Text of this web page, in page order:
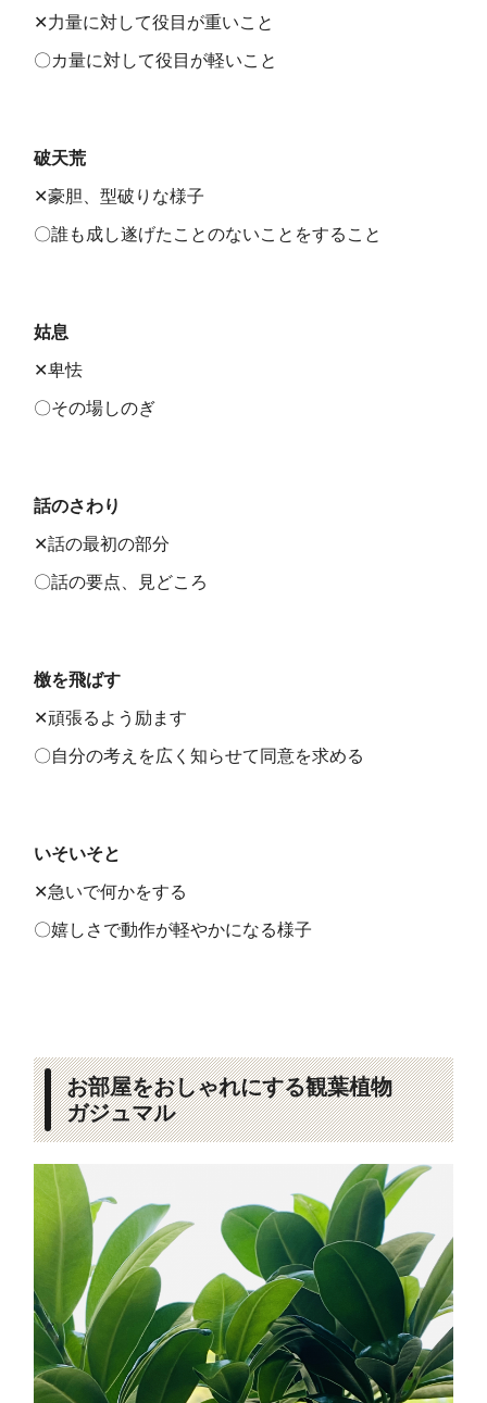
✕力量に対して役目が重いこと
〇カ量に対して役目が軽いこと
破天荒
✕豪胆、型破りな様子
〇誰も成し遂げたことのないことをすること
姑息
✕卑怯
〇その場しのぎ
話のさわり
✕話の最初の部分
〇話の要点、見どころ
檄を飛ばす
✕頑張るよう励ます
〇自分の考えを広く知らせて同意を求める
いそいそと
✕急いで何かをする
〇嬉しさで動作が軽やかになる様子
お部屋をおしゃれにする観葉植物
ガジュマル